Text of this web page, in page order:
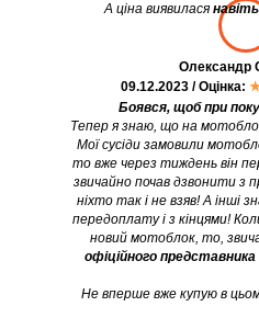
Боявся, щоб при
Тепер я знаю, що на
Мої сусіди замовили
то вже через тиждень він
звичайно почав дзвонити з
ніхто так і не взяв! А інші
передоплату і з кінцями!
новий мотоблок, то,
офіційного
Не вперше вже купую в
Олександр
09.12.2023 / Оцінка:
А ціна виявилася